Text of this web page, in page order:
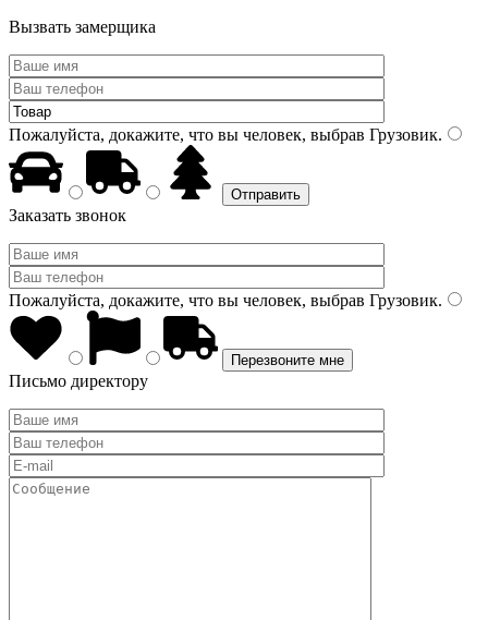
Вызвать замерщика
Пожалуйста, докажите, что вы человек, выбрав Грузовик.
Заказать звонок
Пожалуйста, докажите, что вы человек, выбрав Грузовик.
Письмо директору